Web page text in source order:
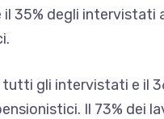
il 35% degli
gli intervistati e il
Il 73% dei